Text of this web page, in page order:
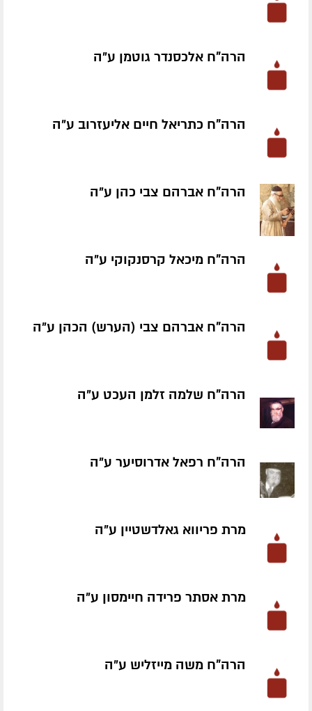
הרה"ח אלכסנדר גוטמן ע״ה
הרה"ח כתריאל חיים אליעזרוב ע״ה
הרה"ח אברהם צבי כהן ע״ה
הרה"ח מיכאל קרסנקוקי ע״ה
הרה"ח אברהם צבי (הערש) הכהן ע״ה
הרה"ח שלמה זלמן העכט ע״ה
הרה"ח רפאל אדרוסיער ע״ה
מרת פריווא גאלדשטיין ע״ה
מרת אסתר פרידה חיימסון ע״ה
הרה"ח משה מייזליש ע״ה